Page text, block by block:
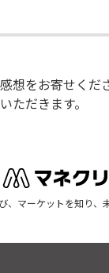
想をお寄せくだ
ただきます。
、マーケットを知り、